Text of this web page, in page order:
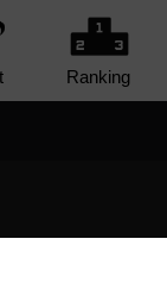
Ranking